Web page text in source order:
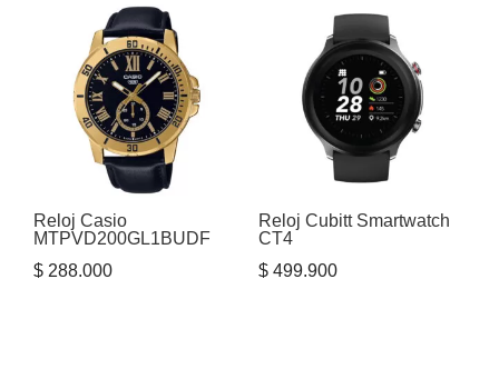
era:
$ 1.515.000.
Reloj Casio
MTPVD200GL1BUDF
$ 288.000
Reloj Cubitt Smartwatch
CT4
$499.900